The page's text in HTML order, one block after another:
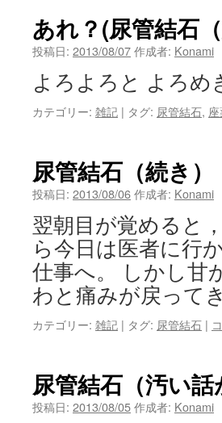
ツ
ス
プ
あれ？(尿管結石
投稿日: 2013/08/07作成者: Konami
よろよろと よろめ
カテゴリー: 雑記 | タグ: 尿管結石,
尿管結石（続き）
投稿日: 2013/08/06作成者: Konami
翌朝目が覚めると
ら今日は医者に行
仕事へ。 しかし甘
わと痛みが戻ってき
カテゴリー: 雑記 | タグ: 尿管結石 |
尿管結石（汚い
投稿日: 2013/08/05作成者: Konami